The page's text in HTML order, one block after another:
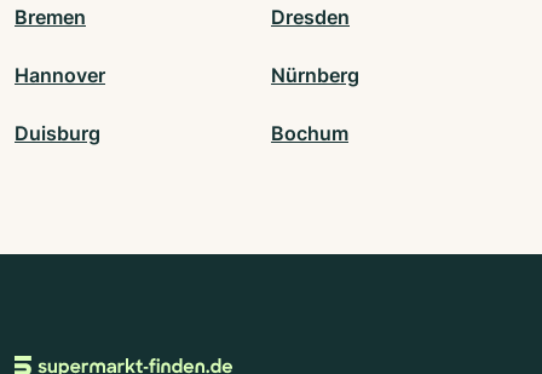
Bremen Dresden
Hannover Nürnberg
Duisburg Bochum